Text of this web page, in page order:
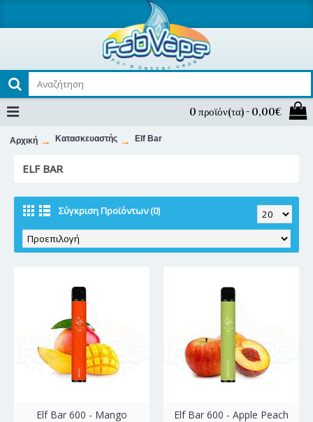
0 προϊόν(τα) - 0,00€
Αρχική Κατασκευαστής Elf Bar
ELF BAR
Σύγκριση Προϊόντων (0)
Elf Bar 600 - Mango Elf Bar 600 - Apple Peach